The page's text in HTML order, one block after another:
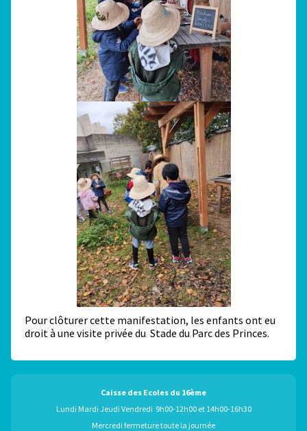
Pour clôturer cette manifestation, les enfants ont eu
droit à une visite privée du Stade du Parc des Princes.
Caisse des Ecoles du 16ème
Lundi Mardi Jeudi Vendredi 9h00-12h00 et 14h00-16h30
Mercredi fermeture toute la journée